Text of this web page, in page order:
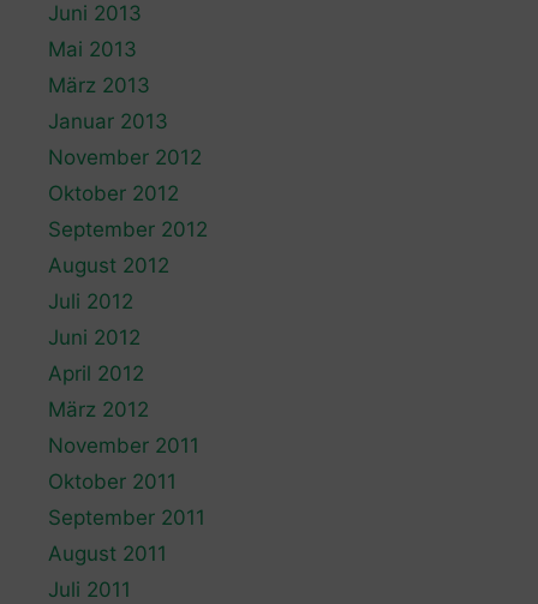
Juni 2013
Mai 2013
März 2013
Januar 2013
November 2012
Oktober 2012
September 2012
August 2012
Juli 2012
Juni 2012
April 2012
März 2012
November 2011
Oktober 2011
September 2011
August 2011
Juli 2011